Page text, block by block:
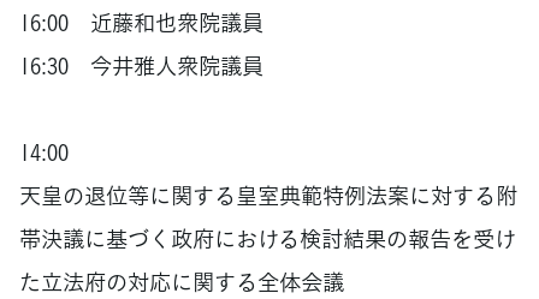
16:00 近藤和也衆院議員
16:30 今井雅人衆院議員
14:00
天皇の退位等に関する皇室典範特例法案に対する附
帯決議に基づく政府における検討結果の報告を受け
た立法府の対応に関する全体会議